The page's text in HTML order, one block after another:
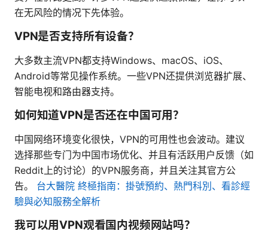
在无风险的情况下先体验。
VPN是否支持所有设备？
大多数主流VPN都支持Windows、macOS、iOS、
Android等常见操作系统。一些VPN还提供浏览器扩展、
智能电视和路由器支持。
如何知道VPN是否还在中国可用？
中国网络环境变化很快，VPN的可用性也会波动。建议
选择那些专门为中国市场优化、并且有活跃用户反馈（如
Reddit上的讨论）的VPN服务商，并且关注其官方公
告。 台大醫院 終極指南：掛號預約、熱門科別、看診經
驗與必知服務全解析
我可以用VPN观看国内视频网站吗？